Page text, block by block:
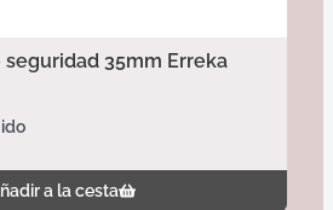
seguridad 35mm Erreka
a la cesta